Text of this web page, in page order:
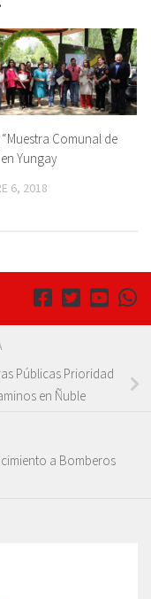
Comunal de
Yungay
6, 2018
Públicas Prioridad
en Ñuble
a Bomberos